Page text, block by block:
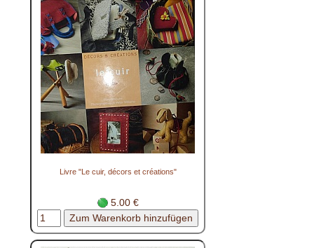
Livre "Le cuir, décors et créations"
5.00 €